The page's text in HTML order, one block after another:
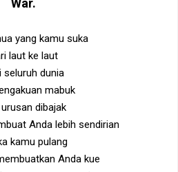
War.
yang kamu suka
laut ke laut
seluruh dunia
mabuk
dibajak
Anda lebih sendirian
kamu pulang
Anda kue